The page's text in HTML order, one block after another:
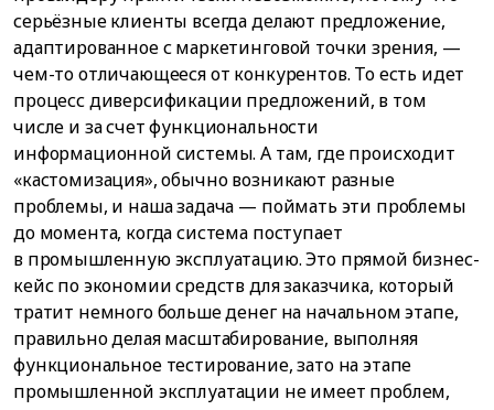
серьёзные клиенты всегда делают предложение,
адаптированное с маркетинговой точки зрения, —
чем-то отличающееся от конкурентов. То есть идет
процесс диверсификации предложений, в том
числе и за счет функциональности
информационной системы. А там, где происходит
«кастомизация», обычно возникают разные
проблемы, и наша задача — поймать эти проблемы
до момента, когда система поступает
в промышленную эксплуатацию. Это прямой бизнес-
кейс по экономии средств для заказчика, который
тратит немного больше денег на начальном этапе,
правильно делая масштабирование, выполняя
функциональное тестирование, зато на этапе
промышленной эксплуатации не имеет проблем,